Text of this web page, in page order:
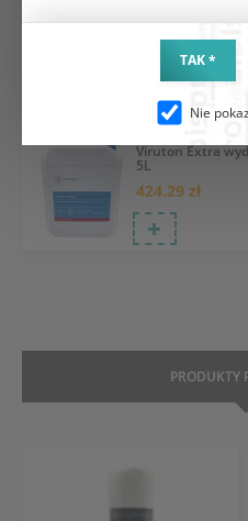
TAK *
Nie
98.82 zł
Viruton Extra
5L
424.29 zł
PRODUKTY